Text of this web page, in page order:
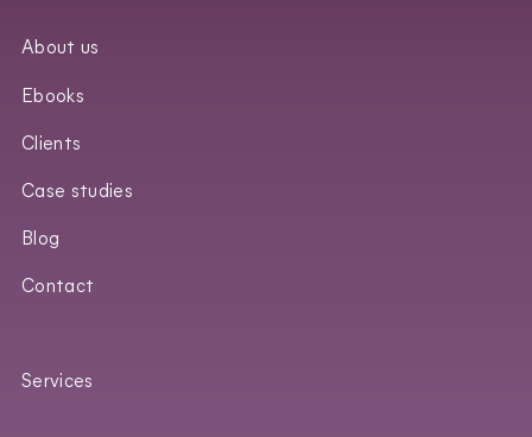
About us
Ebooks
Clients
Case studies
Blog
Contact
Services